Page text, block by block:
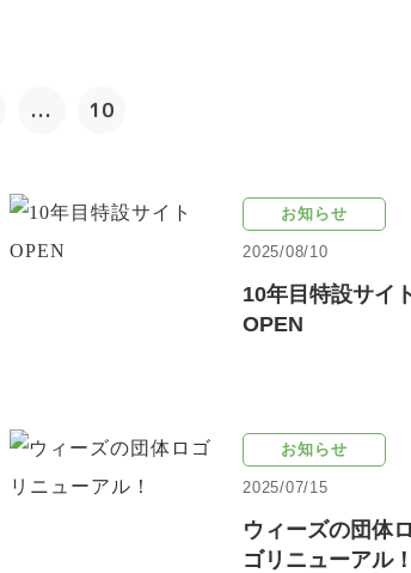
... 10
お知らせ
2025/08/10
10年目特設サイ
OPEN
お知らせ
2025/07/15
ウィーズの団体
ゴリニューアル